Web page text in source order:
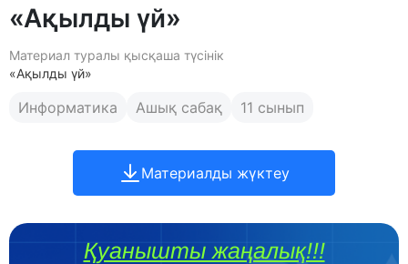
«Ақылды үй»
Материал туралы қысқаша түсінік
«Ақылды үй»
Информатика Ашық сабақ 11 сынып
Материалды жүктеу
Қуанышты жаңалық!!!